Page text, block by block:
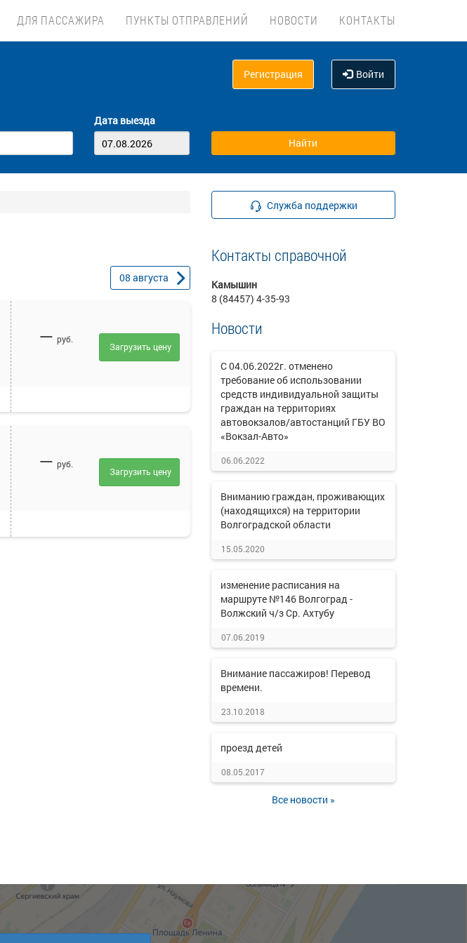
ДЛЯ ПАССАЖИРА ПУНКТЫ ОТПРАВЛЕНИЙ НОВОСТИ КОНТАКТЫ
Регистрация Войти
Дата выезда
08 августа
— руб.
Загрузить цену
— руб.
Загрузить цену
Служба поддержки
Контакты справочной
Камышин
8 (84457) 4-35-93
Новости
С 04.06.2022г. отменено
требование об использовании
средств индивидуальной защиты
граждан на территориях
автовокзалов/автостанций ГБУ ВО
«Вокзал-Авто»
06.06.2022
Вниманию граждан, проживающих
(находящихся) на территории
Волгоградской области
15.05.2020
изменение расписания на
маршруте №146 Волгоград -
Волжский ч/з Ср. Ахтубу
07.06.2019
Внимание пассажиров! Перевод
времени.
23.10.2018
проезд детей
08.05.2017
Все новости »